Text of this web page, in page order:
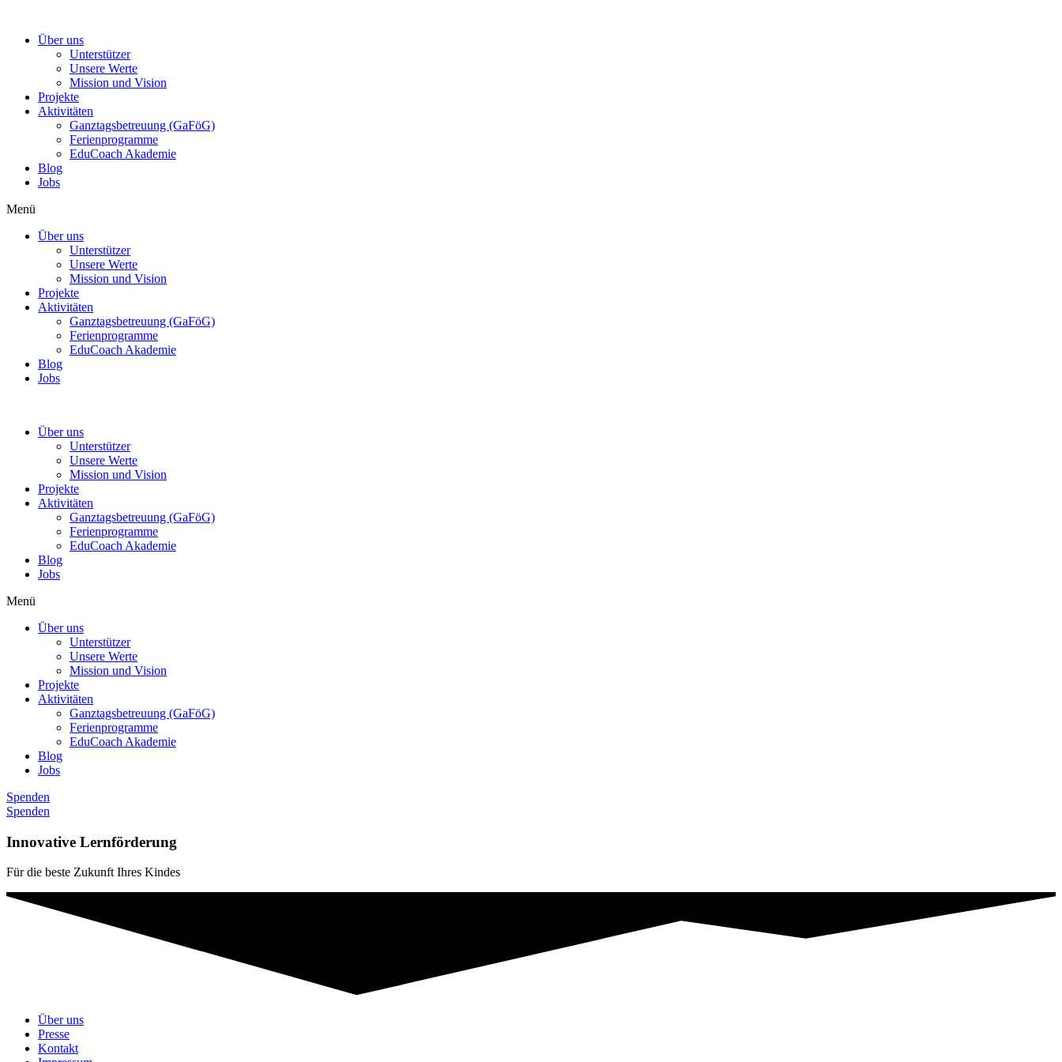
wechselnÜber uns
Unterstützer
Unsere Werte
Mission und Vision
Projekte
Aktivitäten
Ganztagsbetreuung (GaFöG)
Ferienprogramme
EduCoach Akademie
Blog
Jobs
Menü
Über uns
Unterstützer
Unsere Werte
Mission und Vision
Projekte
Aktivitäten
Ganztagsbetreuung (GaFöG)
Ferienprogramme
EduCoach Akademie
Blog
Jobs
Über uns
Unterstützer
Unsere Werte
Mission und Vision
Projekte
Aktivitäten
Ganztagsbetreuung (GaFöG)
Ferienprogramme
EduCoach Akademie
Blog
Jobs
Menü
Über uns
Unterstützer
Unsere Werte
Mission und Vision
Projekte
Aktivitäten
Ganztagsbetreuung (GaFöG)
Ferienprogramme
EduCoach Akademie
Blog
Jobs
Spenden
Spenden
Innovative Lernförderung
Für die beste Zukunft Ihres Kindes
Über uns
Presse
Kontakt